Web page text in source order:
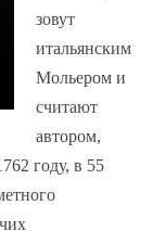
зовут
итальянским
Мольером и
считают
автором,
году, в 55